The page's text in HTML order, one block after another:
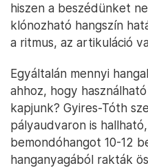
hiszen a beszédünket
klónozható hangszín
a ritmus, az artikuláció
Egyáltalán mennyi
ahhoz, hogy
kapjunk? Gyires-Tóth
pályaudvaron is
bemondóhangot 10-12
hanganyagából rakták